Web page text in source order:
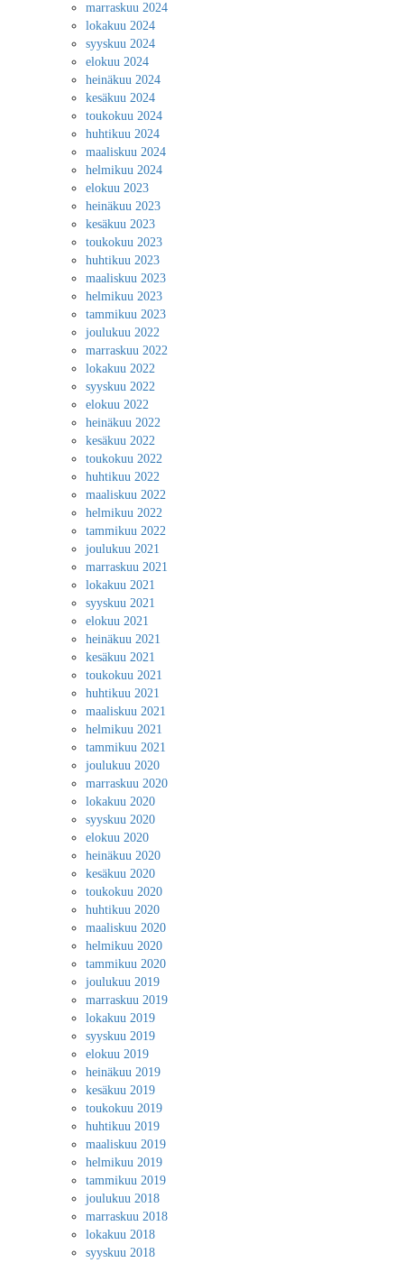
marraskuu 2024
lokakuu 2024
syyskuu 2024
elokuu 2024
heinäkuu 2024
kesäkuu 2024
toukokuu 2024
huhtikuu 2024
maaliskuu 2024
helmikuu 2024
elokuu 2023
heinäkuu 2023
kesäkuu 2023
toukokuu 2023
huhtikuu 2023
maaliskuu 2023
helmikuu 2023
tammikuu 2023
joulukuu 2022
marraskuu 2022
lokakuu 2022
syyskuu 2022
elokuu 2022
heinäkuu 2022
kesäkuu 2022
toukokuu 2022
huhtikuu 2022
maaliskuu 2022
helmikuu 2022
tammikuu 2022
joulukuu 2021
marraskuu 2021
lokakuu 2021
syyskuu 2021
elokuu 2021
heinäkuu 2021
kesäkuu 2021
toukokuu 2021
huhtikuu 2021
maaliskuu 2021
helmikuu 2021
tammikuu 2021
joulukuu 2020
marraskuu 2020
lokakuu 2020
syyskuu 2020
elokuu 2020
heinäkuu 2020
kesäkuu 2020
toukokuu 2020
huhtikuu 2020
maaliskuu 2020
helmikuu 2020
tammikuu 2020
joulukuu 2019
marraskuu 2019
lokakuu 2019
syyskuu 2019
elokuu 2019
heinäkuu 2019
kesäkuu 2019
toukokuu 2019
huhtikuu 2019
maaliskuu 2019
helmikuu 2019
tammikuu 2019
joulukuu 2018
marraskuu 2018
lokakuu 2018
syyskuu 2018